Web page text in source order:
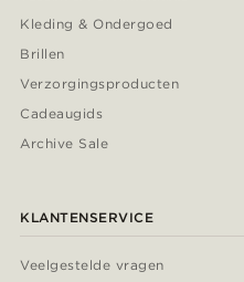
Kleding & Ondergoed
Brillen
Verzorgingsproducten
Cadeaugids
Archive Sale
KLANTENSERVICE
Veelgestelde vragen